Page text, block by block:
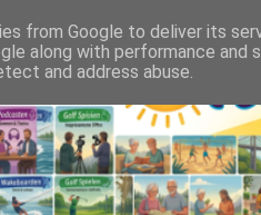
from Google to deliver its
along with performance
and address abuse.